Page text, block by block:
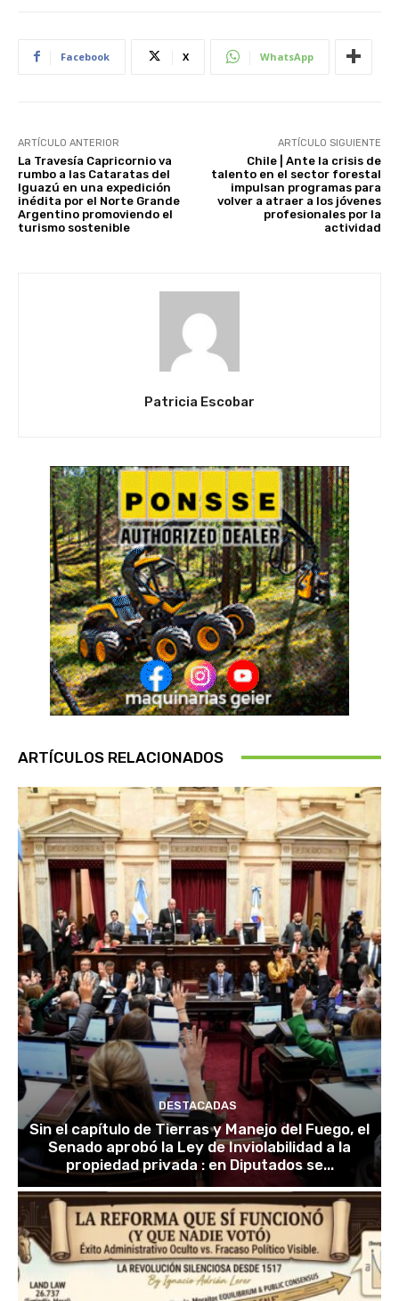
Facebook X WhatsApp
ARTÍCULO ANTERIOR
La Travesía Capricornio va
rumbo a las Cataratas del
Iguazú en una expedición
inédita por el Norte Grande
Argentino promoviendo el
turismo sostenible
ARTÍCULO SIGUIENTE
Chile | Ante la crisis de
talento en el sector forestal
impulsan programas para
volver a atraer a los jóvenes
profesionales por la
actividad
Patricia Escobar
ARTÍCULOS RELACIONADOS
DESTACADAS
Sin el capítulo de Tierras y Manejo del Fuego, el
Senado aprobó la Ley de Inviolabilidad a la
propiedad privada : en Diputados se...